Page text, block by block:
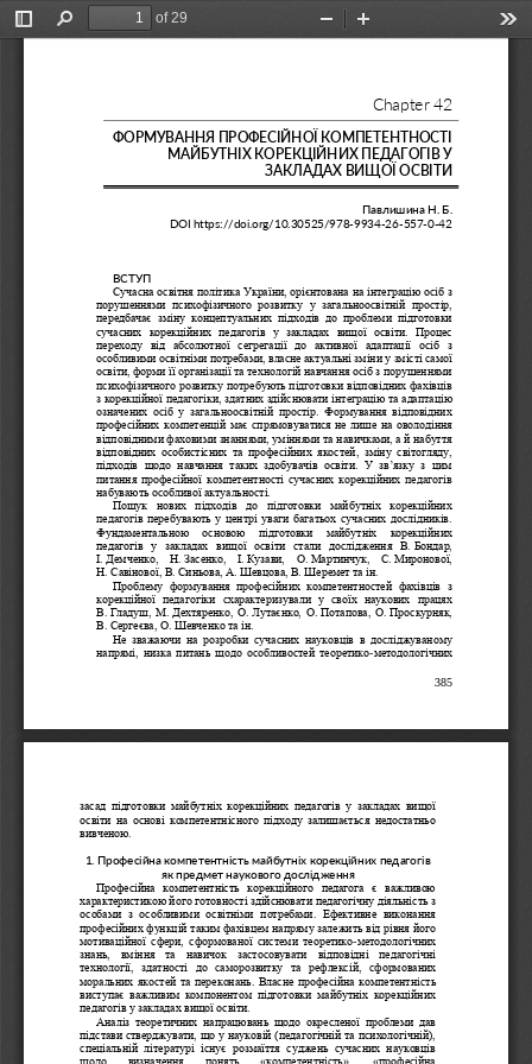
Toggle
Find
of 29
Zoom
385
Chapter 42
ФОРМУВАННЯ ПРОФЕСІЙНОЇ КОМПЕТЕНТНОСТІ
МАЙБУТНІХ КОРЕКЦІЙНИХ ПЕДАГОГІВ У
ЗАКЛАДАХ ВИЩОЇ ОСВІТИ
Павлишина Н. Б.
DOI https://doi.org/ 10.30525/978-9934-26-557-0-42
ВСТУП
Сучасна освітня політика України, орієнтована на інтеграцію осіб з
порушеннями  психофізичного  розвитку  у  загальноосвітній  простір,
передбачає  зміну  концептуальних  підходів  до  проблеми  підготовки
сучасних  корекційних  педагогів  у  закладах  вищої  освіти.  Процес
переходу  від  абсолютної  сегрегації  до  активної  адаптації  осіб  з
особливими освітніми потребами, власне актуальні зміни у змісті самої
освіти, форми її організації та технологій навчання осіб з порушеннями
психофізичного розвитку потребують підготовки відповідних фахівців
з корекційної педагогіки, здатних здійснювати інтеграцію та адаптацію
означених  осіб  у  загальноосвітній  простір.  Формування  відповідних
професійних компетенцій має спрямовуватися не лише на оволодіння
відповідними фаховими знаннями, уміннями та навичками, а й набуття
відповідних  особистісних  та  професійних  якостей,  зміну  світогляду,
підходів  щодо  навчання  таких  здобувачів  освіти.  У  зв’язку  з  цим
питання професійної компетентності сучасних  корекційних педагогів
набувають особливої актуальності.
Пошук  нових  підходів  до  підготовки  майбутніх  корекційних
педагогів перебувають у центрі уваги багатьох сучасних дослідників.
Фундаментальною   основою   підготовки   майбутніх   корекційних
педагогів  у  закладах  вищої  освіти  стали  дослідження  В. Бондар,
І. Демченко,  Н. Засенко,  І. Кузави,  О. Мартинчук,  С. Миронової,
Н. Савінової, В. Синьова, А. Шевцова, В. Шеремет та ін.
Проблему  формування  професійних  компетентностей  фахівців  з
корекційної  педагогіки  схарактеризували  у  своїх  наукових  працях
В. Гладуш,  М. Дехтяренко,  О. Лутаєнко,  О. Потапова,  О. Проскурняк,
В. Сергеєва, О. Шевченко та ін.
Не  зважаючи  на  розробки  сучасних  науковців  в  досліджуваному
напрямі,  низка  питань  щодо  особливостей  теоретико-методологічних
засад  підготовки  майбутніх  корекційних  педагогів  у  закладах  вищої
освіти  на  основі  компетентнісного  підходу  залишається  недостатньо
вивченою.
1. Професійна компетентність майбутніх корекційних педагогів
як предмет наукового дослідження
Професійна  компетентність  корекційного  педагога  є  важливою
характеристикою його готовності здійснювати педагогічну діяльність з
особами  з  особливими  освітніми  потребами.  Ефективне  виконання
професійних функцій таким фахівцем напряму залежить від рівня його
мотиваційної  сфери,  сформованої  системи  теоретико-методологічних
знань,  вміння  та  навичок  застосовувати  відповідні  педагогічні
технології,  здатності  до  саморозвитку  та  рефлексій,  сформованих
моральних якостей та переконань. Власне професійна компетентність
виступає  важливим  компонентом  підготовки  майбутніх  корекційних
педагогів у закладах вищої освіти.
Аналіз  теоретичних  напрацювань  щодо  окресленої  проблеми  дав
підстави стверджувати, що у науковій (педагогічній та психологічній),
спеціальній  літературі  існує  розмаїття  суджень  сучасних  науковців
щодо    визначення    понять    «компетентність»,    «професійна